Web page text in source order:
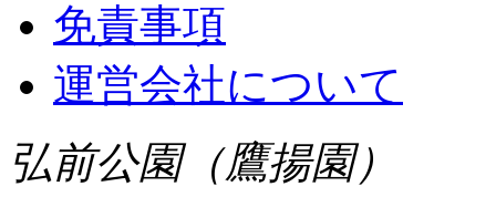
免責事項
運営会社について
弘前公園（鷹揚園）